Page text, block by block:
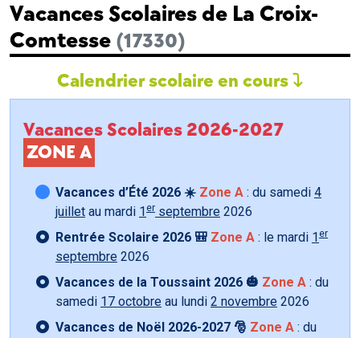
Vacances Scolaires de La Croix-
Comtesse (17330)
Calendrier scolaire en cours
Vacances Scolaires 2026-2027
ZONE A
Vacances d’Été 2026 ☀️ Zone A : du samedi 4
juillet au mardi 1 er septembre 2026
Rentrée Scolaire 2026 🎒 Zone A : le mardi 1 er
septembre 2026
Vacances de la Toussaint 2026 🎃 Zone A : du
samedi 17 octobre au lundi 2 novembre 2026
Vacances de Noël 2026-2027 🎅 Zone A : du